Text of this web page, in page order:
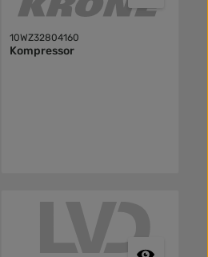
10WZ32804160
Kompressor